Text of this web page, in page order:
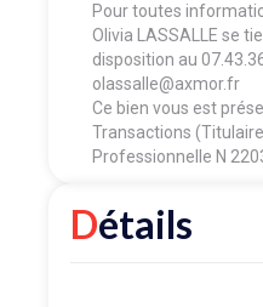
Pour toutes
Olivia LASSALLE se
disposition au
olassalle@axmor.fr
Ce bien vous est
Transactions
Professionnelle N
Détails